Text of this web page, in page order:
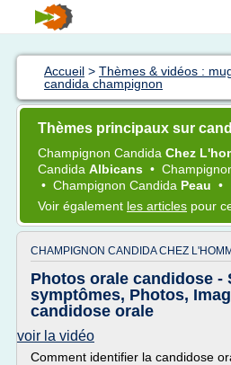
Accueil > Thèmes & vidéos :
candida champignon
Thèmes principaux sur
Champignon Candida Chez
Candida Albicans •
• Champignon Candida Peau •
Voir également les articles pour
CHAMPIGNON CANDIDA CHEZ
Photos orale candidose -
symptômes, Photos,
candidose orale
voir la vidéo
Comment identifier la candidose